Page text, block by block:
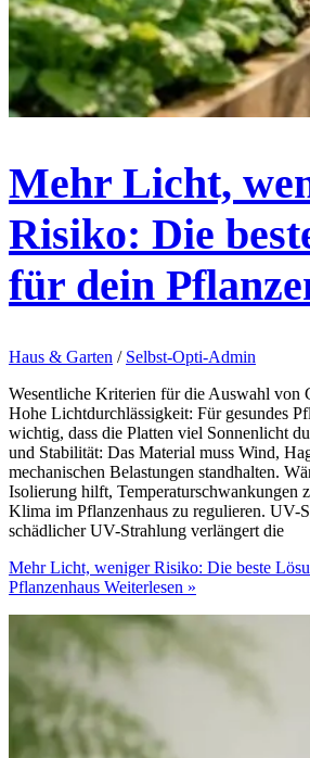
Mehr Licht,
Risiko: Die
für dein
Haus & Garten / Selbst-Opti-Admin
Wesentliche Kriterien für die Auswahl von
Hohe Lichtdurchlässigkeit: Für gesundes
wichtig, dass die Platten viel Sonnenlicht
und Stabilität: Das Material muss Wind,
mechanischen Belastungen standhalten.
Isolierung hilft, Temperaturschwankungen
Klima im Pflanzenhaus zu regulieren. UV-
schädlicher UV-Strahlung verlängert die
Mehr Licht, weniger Risiko: Die beste
Pflanzenhaus Weiterlesen »